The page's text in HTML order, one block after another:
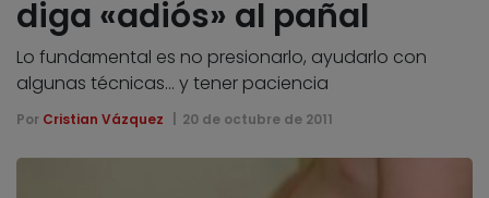
diga «adiós» al pañal
Lo fundamental es no presionarlo, ayudarlo con
algunas técnicas... y tener paciencia
Por Cristian Vázquez 20 de octubre de 2011